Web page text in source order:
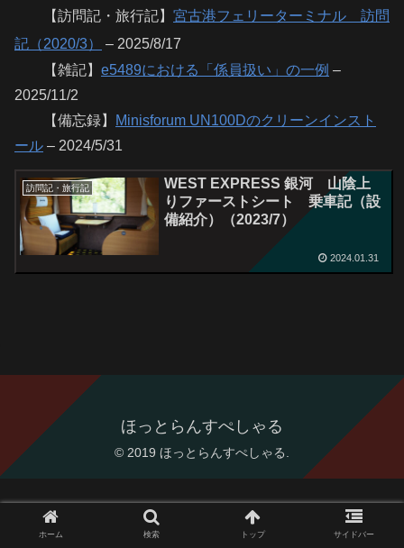
【訪問記・旅行記】 宮古港フェリーターミナル 訪問
記（2020/3）
– 2025/8/17
【雑記】 e5489における「係員扱い」の一例 –
2025/11/2
【備忘録】
Minisforum UN100Dのクリーンインスト
ール – 2024/5/31
訪問記・旅行記
WEST EXPRESS 銀河 山陰上
りファーストシート 乗車記（設
備紹介）（2023/7）
2024.01.31
ほっとらんすぺしゃる
© 2019 ほっとらんすぺしゃる.
ホーム 検索 トップ サイドバー